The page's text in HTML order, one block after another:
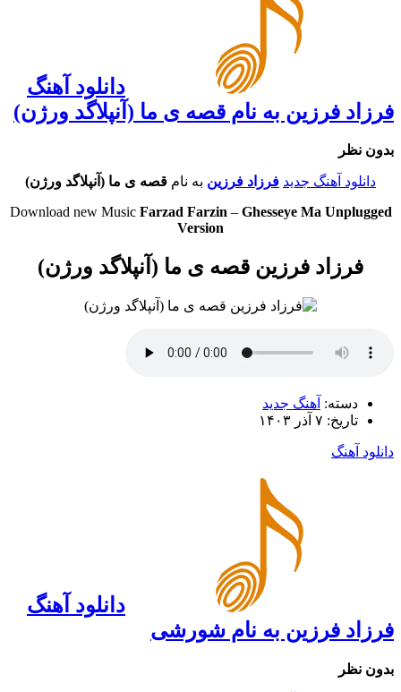
دانلود آهنگ
فرزاد فرزین به نام قصه ی ما (آنپلاگد ورژن)
بدون نظر
دانلود آهنگ جدید فرزاد فرزین به نام قصه ی ما (آنپلاگد ورژن)
Download new Music Farzad Farzin– Ghesseye Ma Unplugged
Version
فرزاد فرزین قصه ی ما (آنپلاگد ورژن)
دسته: آهنگ جدید
تاریخ: ۷ آذر ۱۴۰۳
دانلود آهنگ
دانلود آهنگ
فرزاد فرزین به نام شورشی
بدون نظر